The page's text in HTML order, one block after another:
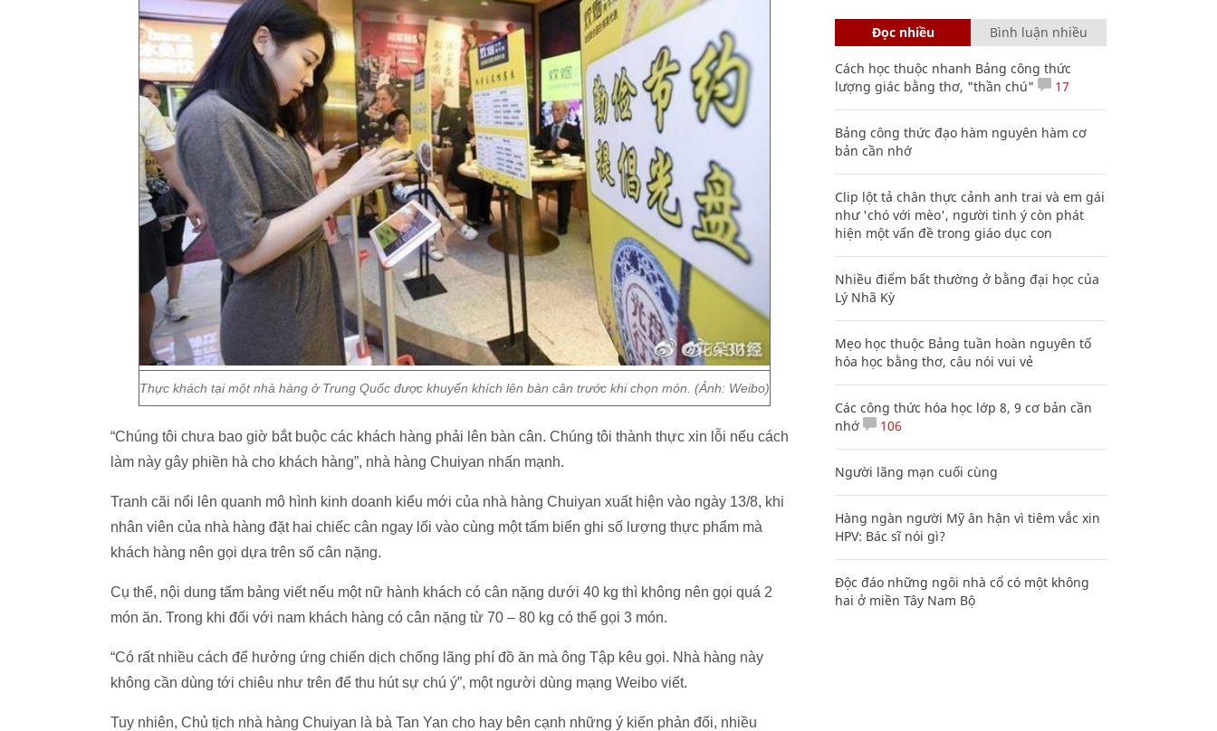
Thực khách tại một nhà hàng ở Trung Quốc được khuyến khích lên bàn cân trước khi chọn món. (Ảnh: Weibo)
“Chúng tôi chưa bao giờ bắt buộc các khách hàng phải lên bàn cân. Chúng tôi thành thực xin lỗi nếu cách
làm này gây phiền hà cho khách hàng”, nhà hàng Chuiyan nhấn mạnh.
Tranh cãi nổi lên quanh mô hình kinh doanh kiểu mới của nhà hàng Chuiyan xuất hiện vào ngày 13/8, khi
nhân viên của nhà hàng đặt hai chiếc cân ngay lối vào cùng một tấm biển ghi số lượng thực phẩm mà
khách hàng nên gọi dựa trên số cân nặng.
Cụ thể, nội dung tấm bảng viết nếu một nữ hành khách có cân nặng dưới 40 kg thì không nên gọi quá 2
món ăn. Trong khi đối với nam khách hàng có cân nặng từ 70 – 80 kg có thể gọi 3 món.
“Có rất nhiều cách để hưởng ứng chiến dịch chống lãng phí đồ ăn mà ông Tập kêu gọi. Nhà hàng này
không cần dùng tới chiêu như trên để thu hút sự chú ý”, một người dùng mạng Weibo viết.
Tuy nhiên, Chủ tịch nhà hàng Chuiyan là bà Tan Yan cho hay bên cạnh những ý kiến phản đối, nhiều
Đọc nhiều Bình luận nhiều
Cách học thuộc nhanh Bảng công thức
lượng giác bằng thơ, "thần chú"
17
Bảng công thức đạo hàm nguyên hàm cơ
bản cần nhớ
Clip lột tả chân thực cảnh anh trai và em gái
như 'chó với mèo', người tinh ý còn phát
hiện một vấn đề trong giáo dục con
Nhiều điểm bất thường ở bằng đại học của
Lý Nhã Kỳ
Mẹo học thuộc Bảng tuần hoàn nguyên tố
hóa học bằng thơ, câu nói vui vẻ
Các công thức hóa học lớp 8, 9 cơ bản cần
nhớ
106
Người lãng mạn cuối cùng
Hàng ngàn người Mỹ ân hận vì tiêm vắc xin
HPV: Bác sĩ nói gì?
Độc đáo những ngôi nhà cổ có một không
hai ở miền Tây Nam Bộ